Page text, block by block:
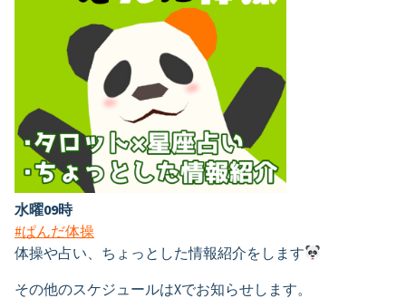
水曜09時
#ぱんだ体操
体操や占い、ちょっとした情報紹介をします
その他のスケジュールはXでお知らせします。